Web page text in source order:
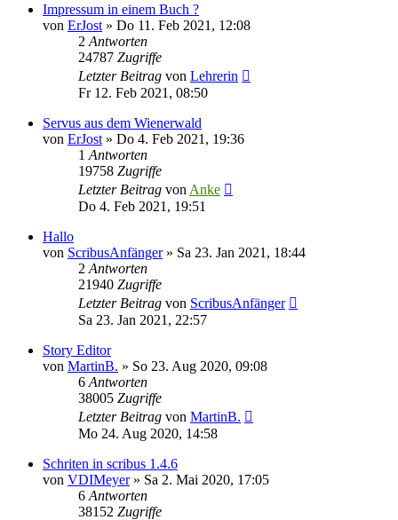
Impressum in einem Buch ?
von ErJost » Do 11. Feb 2021, 12:08
2 Antworten
24787 Zugriffe
Letzter Beitrag von Lehrerin
Fr 12. Feb 2021, 08:50
Servus aus dem Wienerwald
von ErJost » Do 4. Feb 2021, 19:36
1 Antworten
19758 Zugriffe
Letzter Beitrag von Anke
Do 4. Feb 2021, 19:51
Hallo
von ScribusAnfänger» Sa 23. Jan 2021, 18:44
2 Antworten
21940 Zugriffe
Letzter Beitrag von ScribusAnfänger
Sa 23. Jan 2021, 22:57
Story Editor
von MartinB. » So 23. Aug 2020, 09:08
6 Antworten
38005 Zugriffe
Letzter Beitrag von MartinB.
Mo 24. Aug 2020, 14:58
Schriten in scribus 1.4.6
von VDIMeyer» Sa 2. Mai 2020, 17:05
6 Antworten
38152 Zugriffe